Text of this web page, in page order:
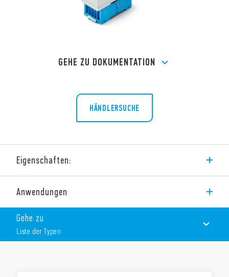
GEHE ZU DOKUMENTATION
HÄNDLERSUCHE
Eigenschaften:
Nur DC-Spulen
Für Tragschiene 35 mm (EN 60715)
Für 11-polige Fassung, Typ 90.21
Anwendungen
Gehe zu
Liste der Typen